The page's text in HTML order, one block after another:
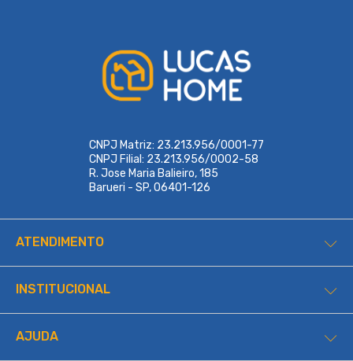
CNPJ Matriz: 23.213.956/0001-77
CNPJ Filial: 23.213.956/0002-58
R. Jose Maria Balieiro, 185
Barueri - SP, 06401-126
ATENDIMENTO
INSTITUCIONAL
AJUDA